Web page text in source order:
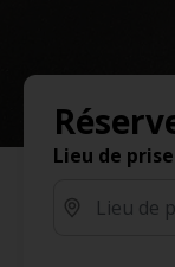
Lieu de